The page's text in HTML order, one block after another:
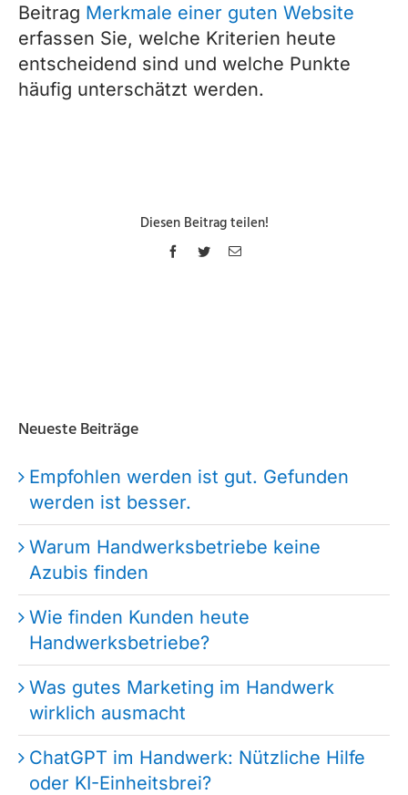
Beitrag Merkmale einer guten Website
erfassen Sie, welche Kriterien heute
entscheidend sind und welche Punkte
häufig unterschätzt werden.
Diesen Beitrag teilen!
FacebookTwitterE-
Neueste Beiträge
Empfohlen werden ist gut. Gefunden
werden ist besser.
Warum Handwerksbetriebe keine
Azubis finden
Wie finden Kunden heute
Handwerksbetriebe?
Was gutes Marketing im Handwerk
wirklich ausmacht
ChatGPT im Handwerk: Nützliche Hilfe
oder KI-Einheitsbrei?